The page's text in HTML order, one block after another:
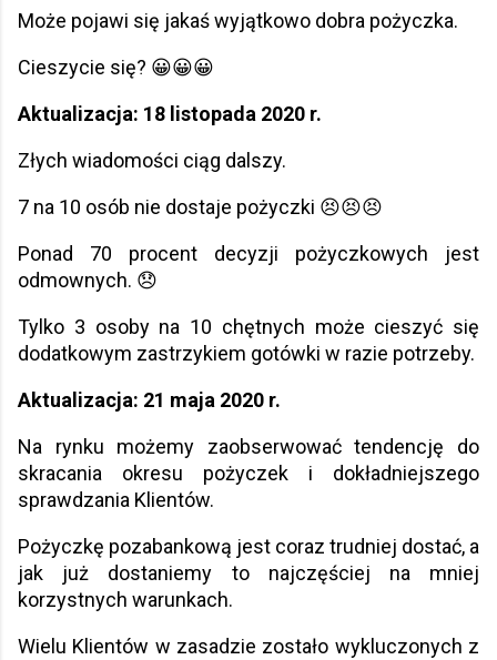
Może pojawi się jakaś wyjątkowo dobra pożyczka.
Cieszycie się? 😀😀😀
Aktualizacja: 18 listopada 2020 r.
Złych wiadomości ciąg dalszy.
7 na 10 osób nie dostaje pożyczki 😣😣😣
Ponad 70 procent decyzji pożyczkowych jest
odmownych. 😞
Tylko 3 osoby na 10 chętnych może cieszyć się
dodatkowym zastrzykiem gotówki w razie potrzeby.
Aktualizacja: 21 maja 2020 r.
Na rynku możemy zaobserwować tendencję do
skracania okresu pożyczek i dokładniejszego
sprawdzania Klientów.
Pożyczkę pozabankową jest coraz trudniej dostać, a
jak już dostaniemy to najczęściej na mniej
korzystnych warunkach.
Wielu Klientów w zasadzie zostało wykluczonych z